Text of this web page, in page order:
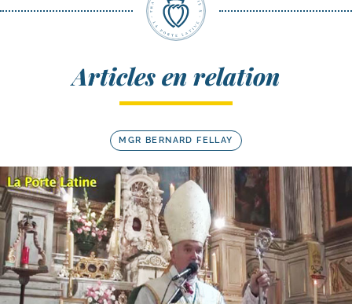
Articles en relation
MGR BERNARD FELLAY